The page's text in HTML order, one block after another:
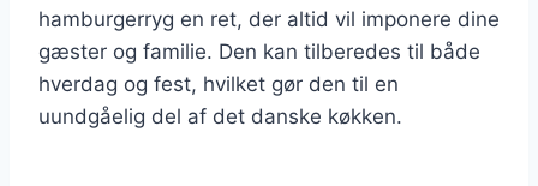
hamburgerryg en ret, der altid vil imponere dine
gæster og familie. Den kan tilberedes til både
hverdag og fest, hvilket gør den til en
uundgåelig del af det danske køkken.